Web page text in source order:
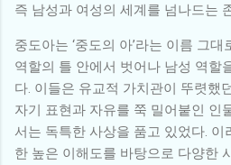
즉 남성과 여성의 세계를 넘나드는
중도아는 ‘중도의 아’라는 이름 그
역할의 틀 안에서 벗어나 남성 역할
다. 이들은 유교적 가치관이 뚜렷했
자기 표현과 자유를 쭉 밀어붙인 인
서는 독특한 사상을 품고 있었다. 이
한 높은 이해도를 바탕으로 다양한